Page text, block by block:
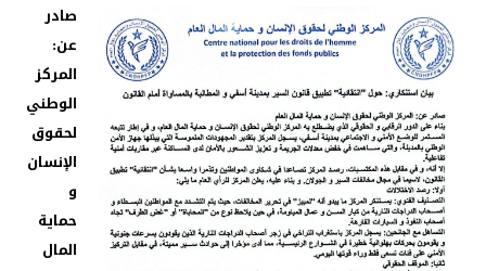
صادر
عن:
المركز
الوطني
لحقوق
الإنسان
و
حماية
المال